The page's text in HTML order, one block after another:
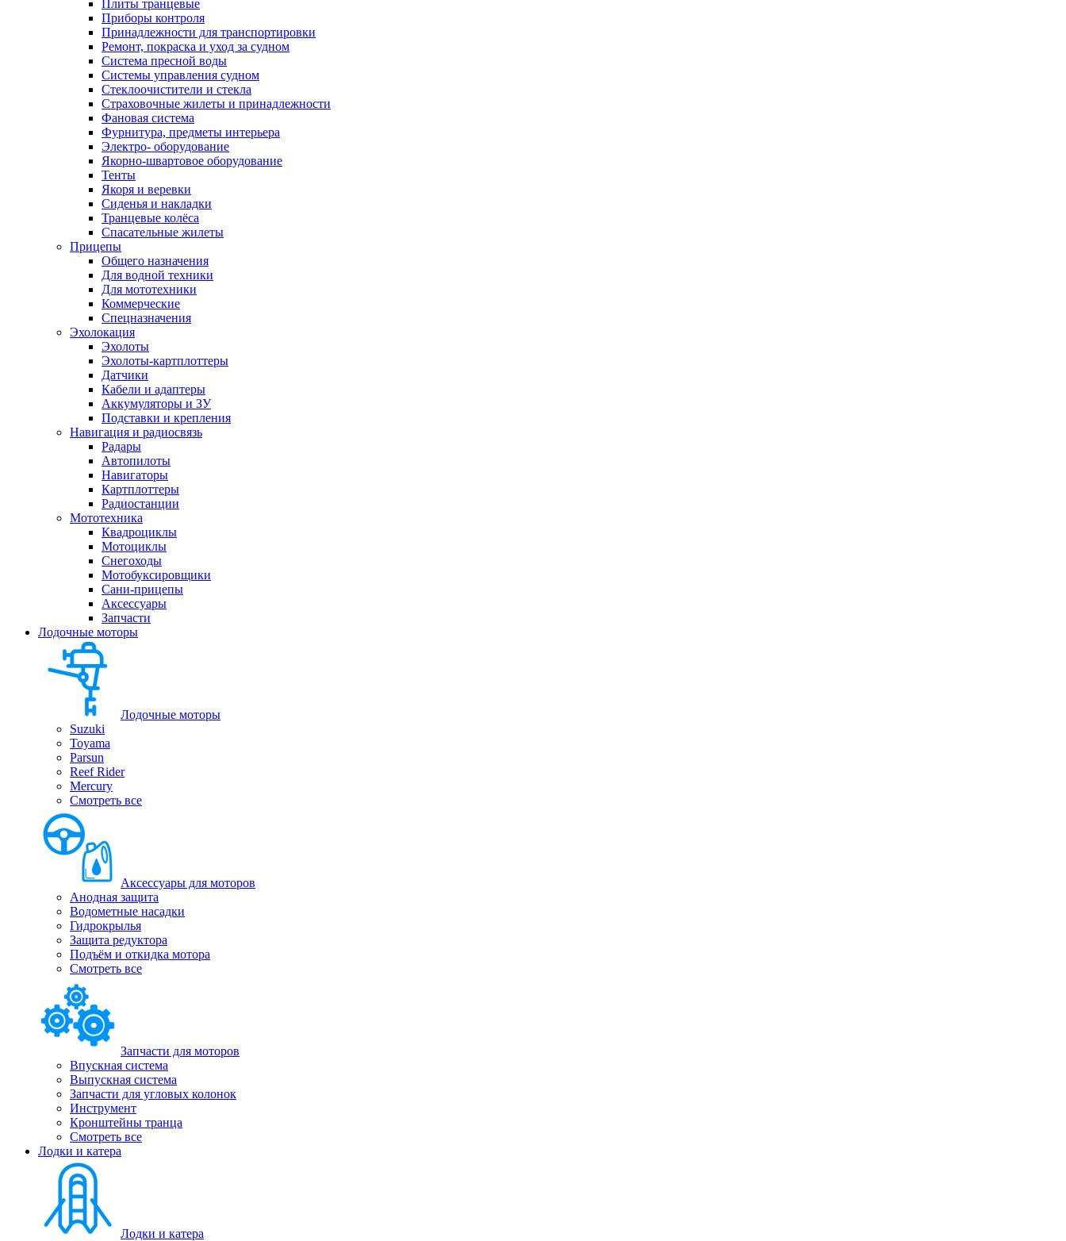
Плиты транцевые
Приборы контроля
Принадлежности для транспортировки
Ремонт, покраска и уход за судном
Система пресной воды
Системы управления судном
Стеклоочистители и стекла
Страховочные жилеты и принадлежности
Фановая система
Фурнитура, предметы интерьера
Электро- оборудование
Якорно-швартовое оборудование
Тенты
Якоря и веревки
Сиденья и накладки
Транцевые колёса
Спасательные жилеты
Прицепы
Общего назначения
Для водной техники
Для мототехники
Коммерческие
Спецназначения
Эхолокация
Эхолоты
Эхолоты-картплоттеры
Датчики
Кабели и адаптеры
Аккумуляторы и ЗУ
Подставки и крепления
Навигация и радиосвязь
Радары
Автопилоты
Навигаторы
Картплоттеры
Радиостанции
Мототехника
Квадроциклы
Мотоциклы
Снегоходы
Мотобуксировщики
Сани-прицепы
Аксессуары
Запчасти
Лодочные моторы
Лодочные моторы
Suzuki
Toyama
Parsun
Reef Rider
Mercury
Смотреть все
Аксессуары для моторов
Анодная защита
Водометные насадки
Гидрокрылья
Защита редуктора
Подъём и откидка мотора
Смотреть все
Запчасти для моторов
Впускная система
Выпускная система
Запчасти для угловых колонок
Инструмент
Кронштейны транца
Смотреть все
Лодки и катера
Лодки и катера